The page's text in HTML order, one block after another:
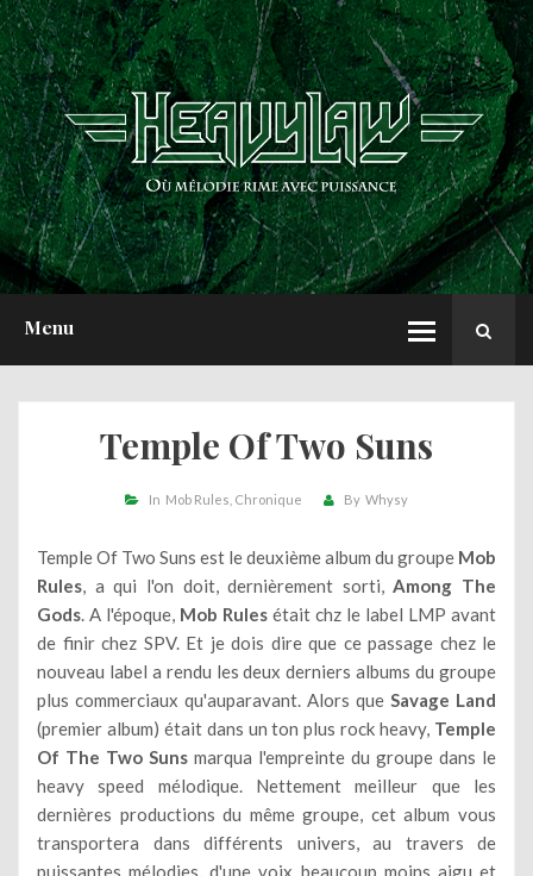
Menu
ACCUEIL
NEWS
CHRONIQUES
INTERVIEWS
REPORTS
A PROPOS
Temple Of Two Suns
In Mob Rules Chronique By Whysy
Temple Of Two Suns est le deuxième album du groupe Mob
Rules, a qui l'on doit, dernièrement sorti,Among The
Gods. A l'époque, Mob Rules était chz le label LMP avant
de finir chez SPV. Et je dois dire que ce passage chez le
nouveau label a rendu les deux derniers albums du groupe
plus commerciaux qu'auparavant. Alors que Savage Land
(premier album) était dans un ton plus rock heavy, Temple
Of The Two Suns marqua l'empreinte du groupe dans le
heavy speed mélodique. Nettement meilleur que les
dernières productions du même groupe, cet album vous
transportera dans différents univers, au travers de
puissantes mélodies, d'une voix beaucoup moins aigu et